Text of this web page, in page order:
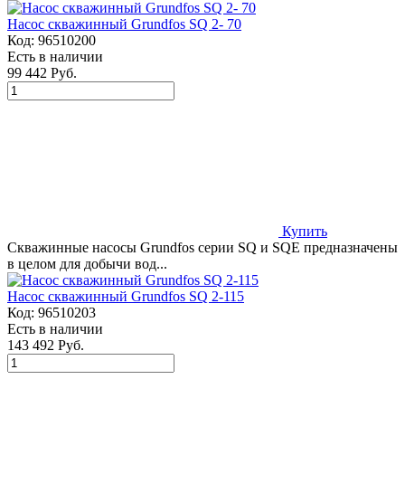
Насос скважинный Grundfos SQ 2- 70
Код: 96510200
Есть в наличии
99 442 Руб.
Купить
Скважинные насосы Grundfos серии SQ и SQE предназначены
в целом для добычи вод...
Насос скважинный Grundfos SQ 2-115
Код: 96510203
Есть в наличии
143 492 Руб.